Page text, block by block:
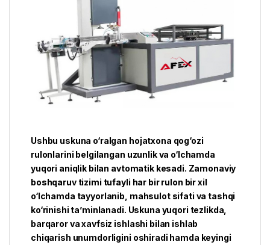
Ushbu uskuna o‘ralgan hojatxona qog‘ozi
rulonlarini belgilangan uzunlik va o‘lchamda
yuqori aniqlik bilan avtomatik kesadi. Zamonaviy
boshqaruv tizimi tufayli har bir rulon bir xil
o‘lchamda tayyorlanib, mahsulot sifati va tashqi
ko‘rinishi ta’minlanadi. Uskuna yuqori tezlikda,
barqaror va xavfsiz ishlashi bilan ishlab
chiqarish unumdorligini oshiradi hamda keyingi